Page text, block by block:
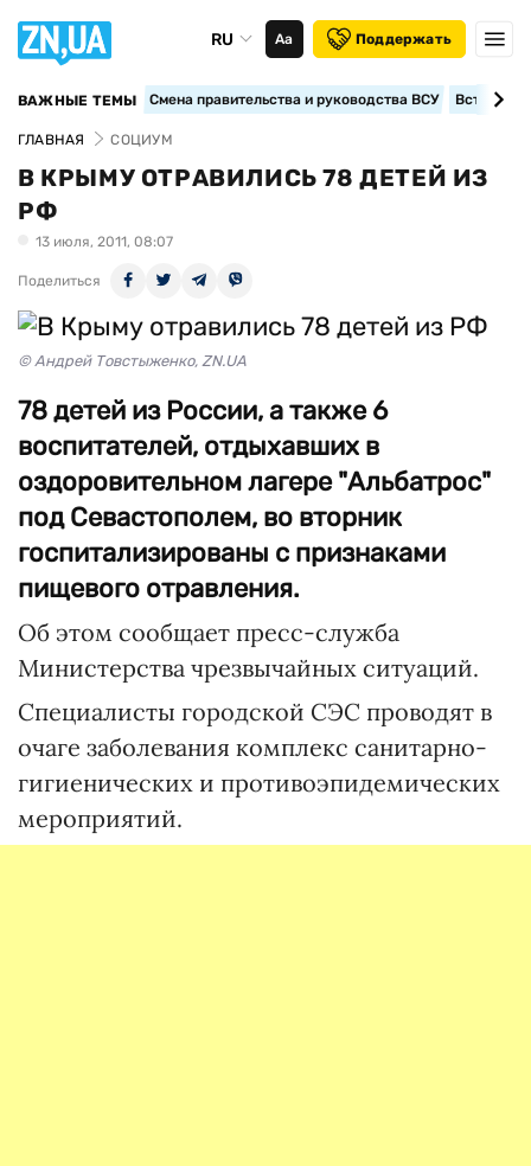
RU Аа Поддержать
ВАЖНЫЕ ТЕМЫ Смена правительства и руководства ВСУ
ГЛАВНАЯ СОЦИУМ
В КРЫМУ ОТРАВИЛИСЬ 78 ДЕТЕЙ ИЗ
РФ
13 июля, 2011, 08:07
Поделиться
© Андрей Товстыженко, ZN.UA
78 детей из России, а также 6
воспитателей, отдыхавших в
оздоровительном лагере "Альбатрос"
под Севастополем, во вторник
госпитализированы с признаками
пищевого отравления.
Об этом сообщает пресс-служба
Министерства чрезвычайных ситуаций.
Специалисты городской СЭС проводят в
очаге заболевания комплекс санитарно-
гигиенических и противоэпидемических
мероприятий.